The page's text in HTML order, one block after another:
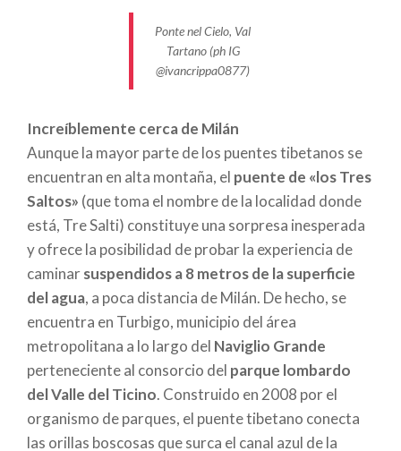
La estructura original del puente tibetano se
compone de tres cuerdas dispuestas en triángulo:
dos laterales paralelas, a las que agarrarse con las
El puente se sostiene íntegramente mediante
anclajes en los extremos y no tiene torres ni pilares.
Las cuerdas se estabilizan por medio de refuerzos
laterales distanciados entre sí. El conjunto es en
realidad muy robusto: cuanto más tensas están las
cuerdas, más estable es el puente, dado que se
reducen las oscilaciones laterales. La existencia de
este tipo de puentes fue documentada por las
misiones diplomáticas chinas en los países del
Himalaya —de ahí su nombre— durante la Segunda
Dinastía Imperial Han (206 a.C. - 220 d.C.), así que,
desde la antigüedad, estos puentes sirvieron para
cruzar obstáculos, valles y ríos. A lo largo de los
siglos, lógicamente, gracias a la agudeza humana, la
Ponte nel Cielo, Val
Tartano (ph IG
@ivancrippa0877)
Increíblemente cerca de Milán
Aunque la mayor parte de los puentes tibetanos se
encuentran en alta montaña, el puente de «los Tres
Saltos» (que toma el nombre de la localidad donde
está, Tre Salti) constituye una sorpresa inesperada
y ofrece la posibilidad de probar la experiencia de
caminarsuspendidos a 8 metros de la superficie
del agua, a poca distancia de Milán. De hecho, se
encuentra en Turbigo, municipio del área
metropolitana a lo largo del Naviglio Grande
perteneciente al consorcio del parque lombardo
del Valle del Ticino. Construido en 2008 por el
organismo de parques, el puente tibetano conecta
las orillas boscosas que surca el canal azul de la